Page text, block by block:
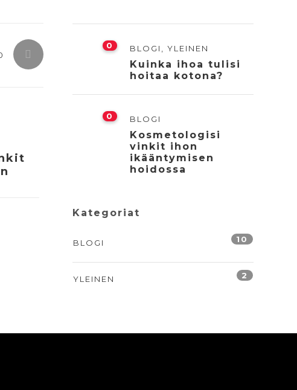
0 BLOGI YLEINEN
Kuinka ihoa tulisi
hoitaa kotona?
0 BLOGI
Kosmetologisi
vinkit ihon
ikääntymisen
hoidossa
Kategoriat
BLOGI 10
YLEINEN 2